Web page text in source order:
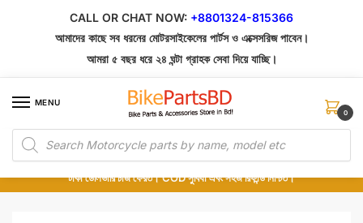
CALL OR CHAT NOW: +8801324-815366
আমাদের কাছে সব ধরনের মোটরসাইকেলের পার্টস ও এক্সেসরিজ পাবেন।
আমরা ৫ বছর ধরে ২৪ ঘন্টা গ্রাহক সেবা দিয়ে যাচ্ছি।
MENU
Products
search
0
১০০% অরিজিনাল পার্টস – শোরুম থেকে সরাসরি সংগ্রহ এবং শুধুমাত্র কুরিয়ার সার্ভিসে ডেলিভারি।
অর্ডার করার পর পার্টের ছবি দেখুন। পছন্দ হলে Cash on Delivery দিন, না হলে ৫ মিনিটে ১৯৯
টাকা ডেলিভারি চার্জ ফেরত। COD সুবিধা এবং সহজ রিফান্ড নিশ্চিত।